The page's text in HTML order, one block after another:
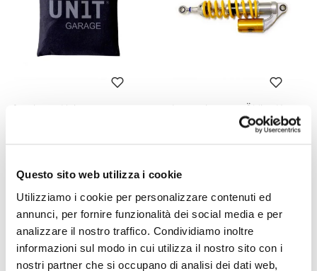
Questo sito web utilizza i cookie
Utilizziamo i cookie per personalizzare contenuti ed
annunci, per fornire funzionalità dei social media e per
analizzare il nostro traffico. Condividiamo inoltre
informazioni sul modo in cui utilizza il nostro sito con i
nostri partner che si occupano di analisi dei dati web,
Coprimoto Unitgarage
Ammortizzatore Öhlins K